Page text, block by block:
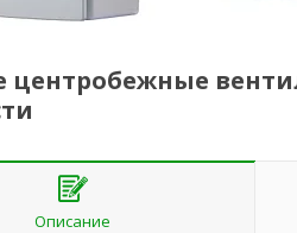
Описание